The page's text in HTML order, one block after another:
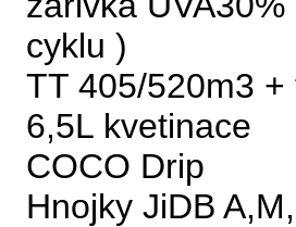
cyklu )
TT 405/520m3
6,5L kvetinace
COCO Drip
Hnojky JiDB